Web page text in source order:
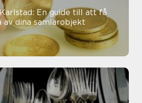
En guide till att få
av dina samlarobjekt